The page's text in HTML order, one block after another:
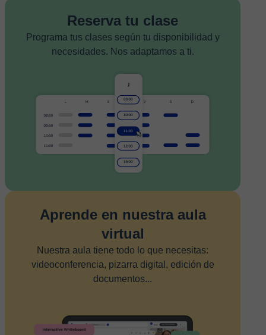
Reserva tu clase
Programa tus clases según tu disponibilidad y
necesidades. Nos adaptamos a ti.
Aprende en nuestra aula
virtual
Nuestra aula tiene todo lo que necesitas:
videoconferencia, pizarra digital, edición de
documentos...